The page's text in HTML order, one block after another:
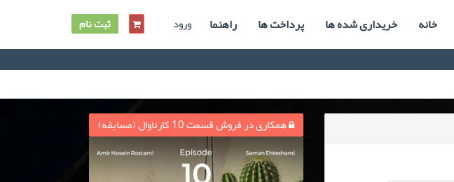
خانه خریداری شده ها پرداخت ها راهنما ورود ثبت نام
همکاری در فروش قسمت 10 کارناوال (مسابقه)